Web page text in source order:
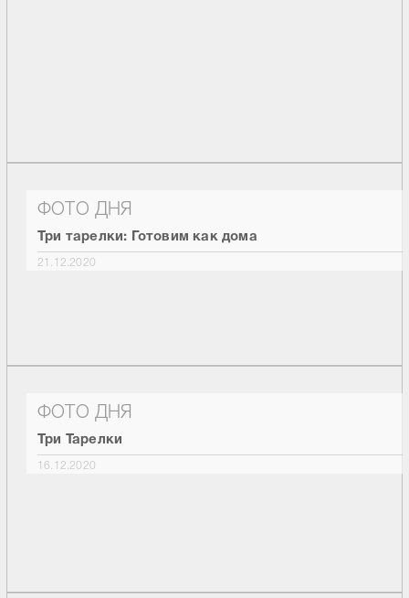
ФОТО ДНЯ
Три тарелки: Готовим как дома
21.12.2020
ФОТО ДНЯ
Три Тарелки
16.12.2020